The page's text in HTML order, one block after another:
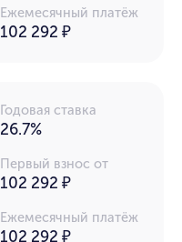
Ежемесячный платёж
102 292 ₽
Годовая ставка
26.7%
Первый взнос от
102 292 ₽
Ежемесячный платёж
102 292 ₽